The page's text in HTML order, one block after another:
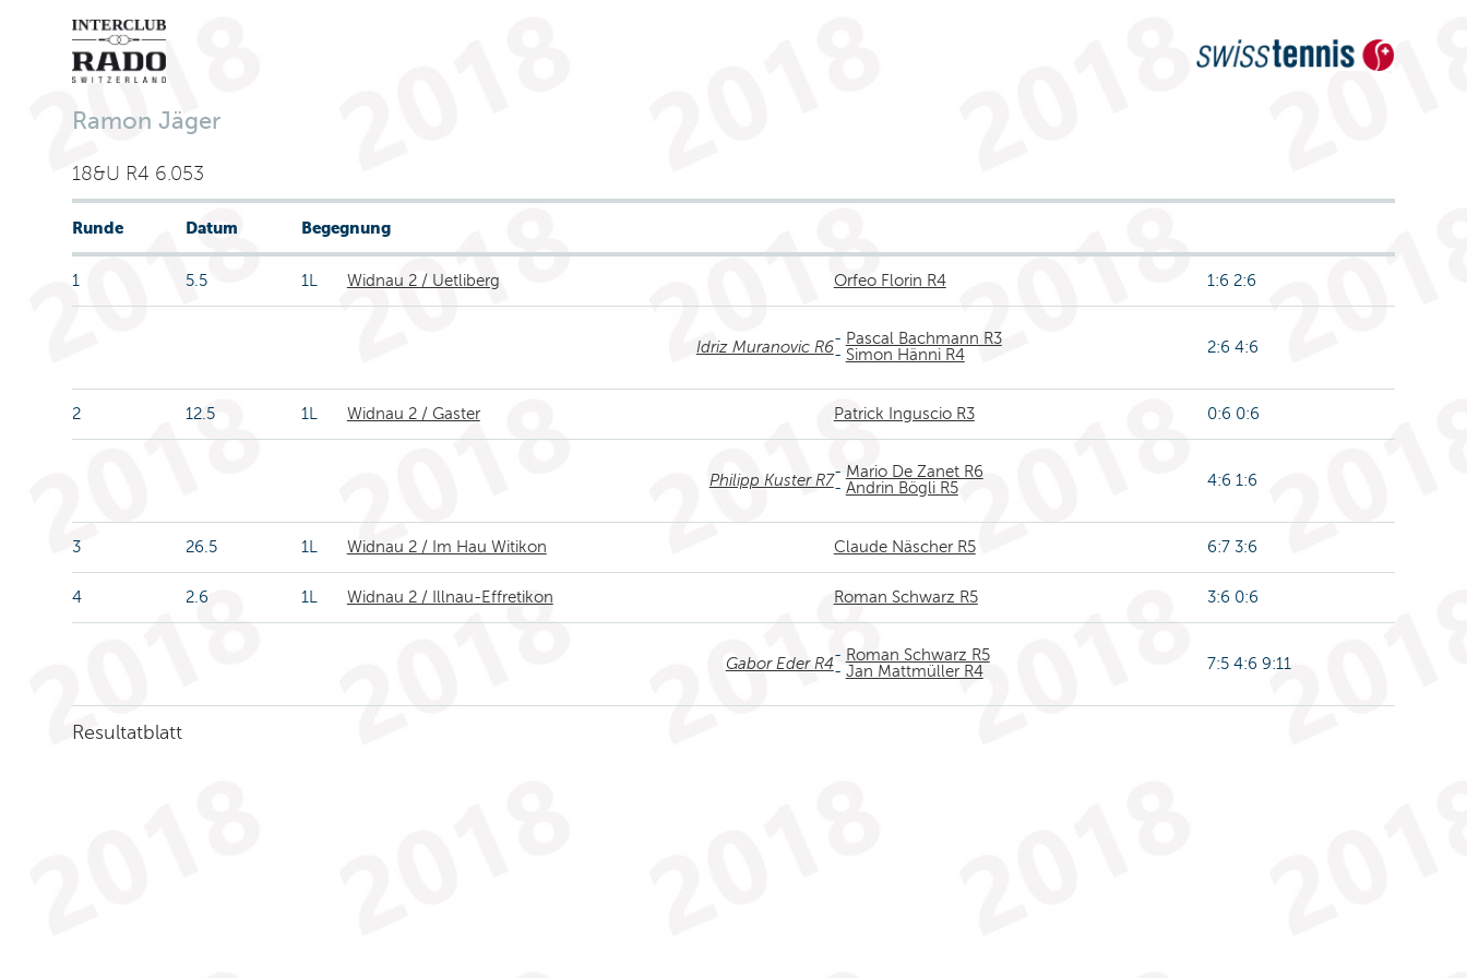
Ramon Jäger
18&U R4 6.053
Runde Datum Begegnung
1 5.5 1L Widnau 2 / Uetliberg Orfeo Florin R4 1:6 2:6
Idriz Muranovic R6- Pascal Bachmann R3
- Simon Hänni R4 2:6 4:6
2 12.5 1L Widnau 2 / Gaster Patrick Inguscio R3 0:6 0:6
Philipp Kuster R7- Mario De Zanet R6
- Andrin Bögli R5 4:6 1:6
3 26.5 1L Widnau 2 / Im Hau Witikon Claude Näscher R5 6:7 3:6
4 2.6 1L Widnau 2 / Illnau-Effretikon Roman Schwarz R5 3:6 0:6
Gabor Eder R4- Roman Schwarz R5
- Jan Mattmüller R4 7:5 4:6 9:11
Resultatblatt